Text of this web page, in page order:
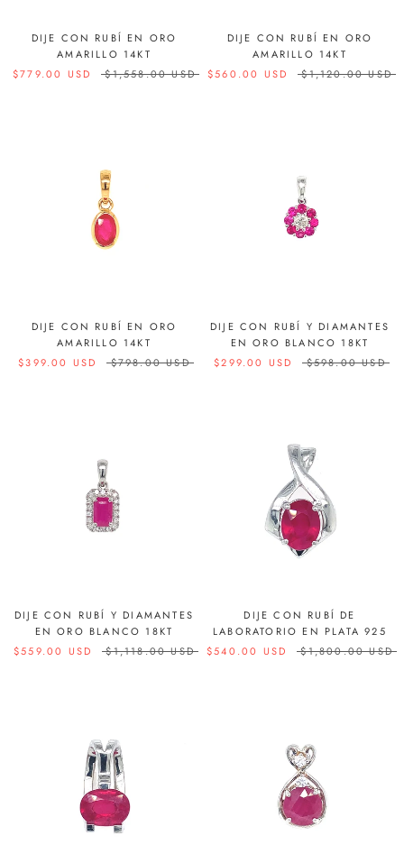
DIJE CON RUBÍ EN ORO
AMARILLO 14KT
$779.00 USD
$1,558.00 USD
DIJE CON RUBÍ EN ORO
AMARILLO 14KT
$560.00 USD
$1,120.00 USD
DIJE CON RUBÍ EN ORO
AMARILLO 14KT
$399.00 USD
$798.00 USD
DIJE CON RUBÍ Y DIAMANTES
EN ORO BLANCO 18KT
$299.00 USD
$598.00 USD
DIJE CON RUBÍ Y DIAMANTES
EN ORO BLANCO 18KT
$559.00 USD
$1,118.00 USD
DIJE CON RUBÍ DE
LABORATORIO EN PLATA 925
$540.00 USD
$1,800.00 USD